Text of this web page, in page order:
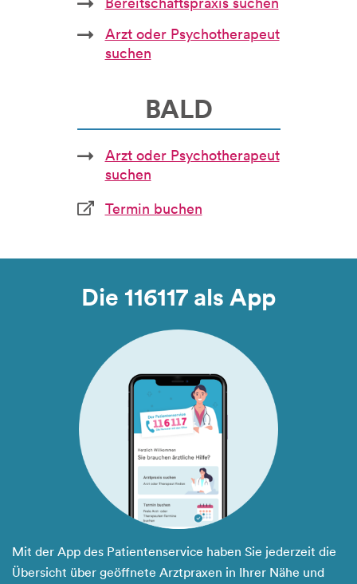
Arzt oder Psychotherapeut
suchen
BALD
Arzt oder Psychotherapeut
suchen
Termin buchen
Die 116117 als App
Mit der App des Patientenservice haben Sie jederzeit die
Übersicht über geöffnete Arztpraxen in Ihrer Nähe und